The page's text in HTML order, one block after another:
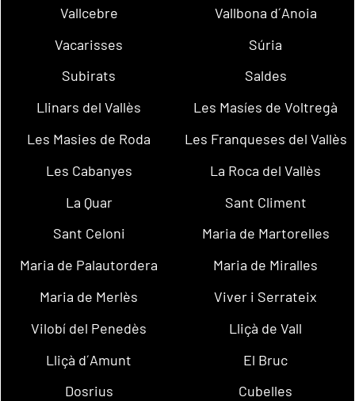
Vallcebre
Vallbona d´Anoia
Vacarisses
Súria
Subirats
Saldes
Llinars del Vallès
Les Masíes de Voltregà
Les Masies de Roda
Les Franqueses del Vallès
Les Cabanyes
La Roca del Vallès
La Quar
Sant Climent
Sant Celoni
Maria de Martorelles
Maria de Palautordera
Maria de Miralles
Maria de Merlès
Viver i Serrateix
Vilobí del Penedès
Lliçà de Vall
Lliçà d´Amunt
El Bruc
Dosrius
Cubelles